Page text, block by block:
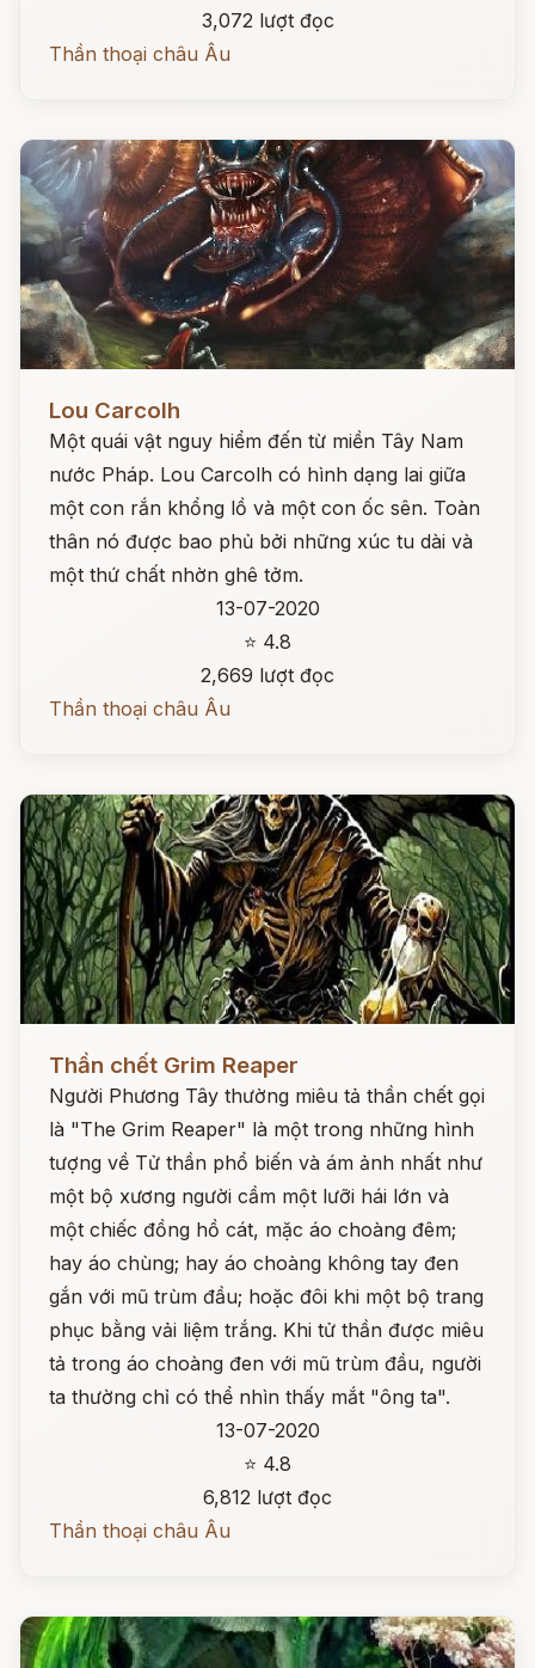
3,072 lượt đọc
Thần thoại châu Âu
Lou Carcolh
Một quái vật nguy hiểm đến từ miền Tây Nam
nước Pháp. Lou Carcolh có hình dạng lai giữa
một con rắn khổng lồ và một con ốc sên. Toàn
thân nó được bao phủ bởi những xúc tu dài và
một thứ chất nhờn ghê tởm.
13-07-2020
⭐ 4.8
2,669 lượt đọc
Thần thoại châu Âu
Đọc ngay
Thần chết Grim Reaper
Người Phương Tây thường miêu tả thần chết gọi
là "The Grim Reaper" là một trong những hình
tượng về Tử thần phổ biến và ám ảnh nhất như
một bộ xương người cầm một lưỡi hái lớn và
một chiếc đồng hồ cát, mặc áo choàng đêm;
hay áo chùng; hay áo choàng không tay đen
gắn với mũ trùm đầu; hoặc đôi khi một bộ trang
phục bằng vải liệm trắng. Khi tử thần được miêu
tả trong áo choàng đen với mũ trùm đầu, người
ta thường chỉ có thể nhìn thấy mắt "ông ta".
13-07-2020
⭐ 4.8
6,812 lượt đọc
Thần thoại châu Âu